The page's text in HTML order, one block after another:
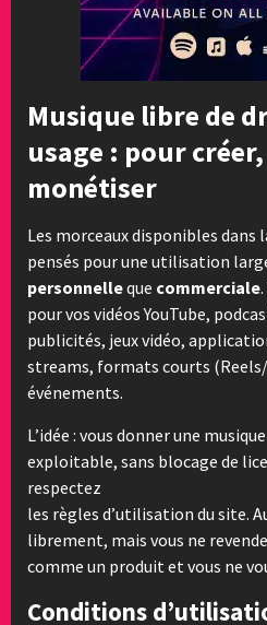
Musique libre de
usage : pour
monétiser
Les morceaux disponibles dans
pensés pour une utilisation
personnelleque commerciale
pour vos vidéos YouTube,
publicités, jeux vidéo,
streams, formats courts
événements.
L’idée : vous donner une
exploitable, sans blocage de
respectez
les règles d’utilisation du site.
librement, mais vous ne
comme un produit et vous ne
Conditions